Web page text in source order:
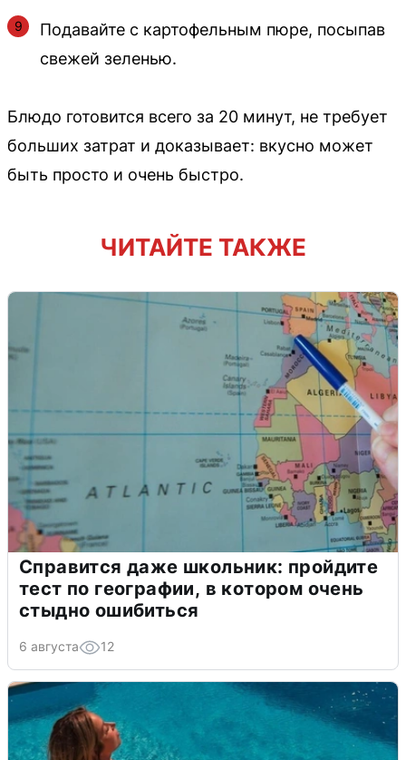
Подавайте с картофельным пюре, посыпав
свежей зеленью.
Блюдо готовится всего за 20 минут, не требует
больших затрат и доказывает: вкусно может
быть просто и очень быстро.
ЧИТАЙТЕ ТАКЖЕ
Справится даже школьник: пройдите
тест по географии, в котором очень
стыдно ошибиться
6 августа 12